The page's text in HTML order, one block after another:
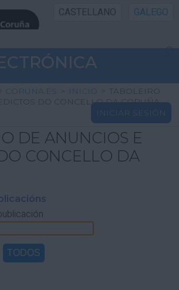
CASTELLANO GALEGO
INICIO SEDE
INICIO
PÚBLICA
CIDADÁN
AXUDA
CORUNA.ES > INICIO > TABOLEIRO
DO CONCELLO DA CORUÑA
INICIAR SESIÓN
DE ANUNCIOS E
CONCELLO DA